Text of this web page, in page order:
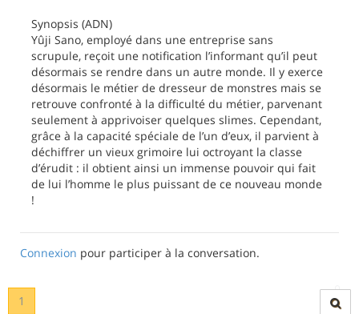
Synopsis (ADN)
Yûji Sano, employé dans une entreprise sans
scrupule, reçoit une notification l’informant qu’il peut
désormais se rendre dans un autre monde. Il y exerce
désormais le métier de dresseur de monstres mais se
retrouve confronté à la difficulté du métier, parvenant
seulement à apprivoiser quelques slimes. Cependant,
grâce à la capacité spéciale de l’un d’eux, il parvient à
déchiffrer un vieux grimoire lui octroyant la classe
d’érudit : il obtient ainsi un immense pouvoir qui fait
de lui l’homme le plus puissant de ce nouveau monde
!
Connexion pour participer à la conversation.
1